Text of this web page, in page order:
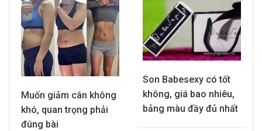
Muốn giảm cân không
khó, quan trọng phải
đúng bài
Son Babesexy có tốt
không, giá bao nhiêu,
bảng màu đầy đủ nhất